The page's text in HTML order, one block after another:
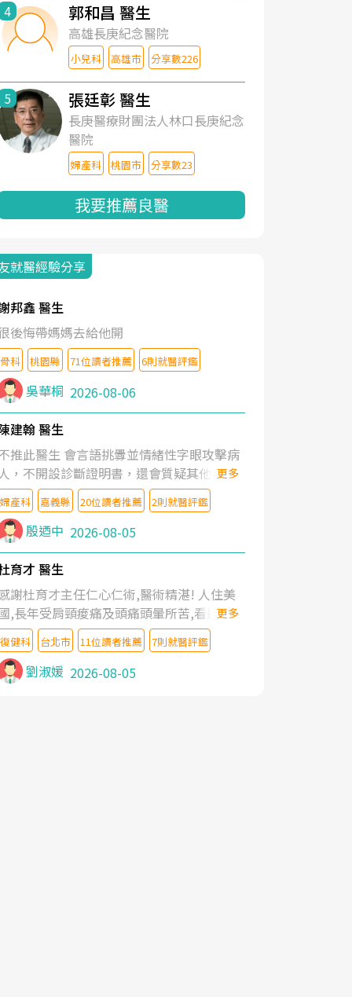
4 郭和昌 醫生
高雄長庚紀念醫院
小兒科 高雄市 分享數226
5 張廷彰 醫生
長庚醫療財團法人林口長庚紀念
醫院
婦產科 桃園市 分享數23
我要推薦良醫
就醫經驗分享
邦鑫 醫生
後悔帶媽媽去給他開
骨科 桃園縣 71位讀者推薦 6則就醫評鑑
吳華桐 2026-08-06
建翰 醫生
推此醫生 會言語挑釁並情緒性字眼攻擊病
，不開設診斷證明書，還會質疑其他醫生
判斷！
更多
婦產科 嘉義縣 20位讀者推薦 2則就醫評鑑
殷迺中 2026-08-05
育才 醫生
謝杜育才主任仁心仁術,醫術精湛! 人住美
,長年受肩頸痠痛及頭痛頭暈所苦,看遍名醫
授,做了各種檢查,也嘗試過西醫打針,中醫
灸及物理徒手治療都沒有用,後來連吃到嗎
類止痛藥都效果有限,只是壓症狀,沒多久就
起來,多年失眠嚴重影響生活品質. 台灣親
更多
復健科 台北市 11位讀者推薦 7則就醫評鑑
劉淑媛 2026-08-05